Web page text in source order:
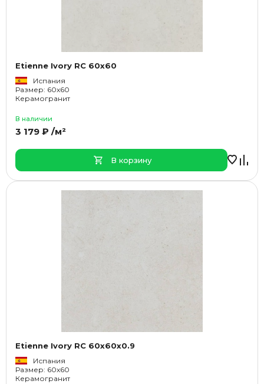
Etienne Ivory RC 60x60
Испания
Размер: 60x60
Керамогранит
В наличии
3 179 ₽ /м²
В корзину
Etienne Ivory RC 60x60x0.9
Испания
Размер: 60x60
Керамогранит